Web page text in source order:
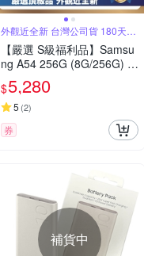
外觀近全新 台灣公司貨 180天安
心保固
【嚴選 S級福利品】Samsu
ng A54 256G (8G/256G) 台
灣公司貨
$5,280
5 (2)
券
補貨中